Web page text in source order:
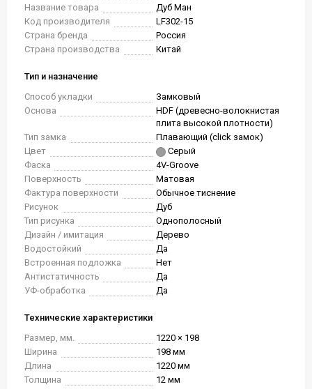
Название товара
Дуб Ман
Код производителя
LF302-15
Страна бренда
Россия
Страна производства
Китай
Тип и назначение
Способ укладки
Замковый
Основа
HDF (древесно-волокнистая
плита высокой плотности)
Тип замка
Плавающий (click замок)
Цвет
Серый
Фаска
4V-Groove
Поверхность
Матовая
Фактура поверхности
Обычное тиснение
Рисунок
Дуб
Тип рисунка
Однополосный
Дизайн / имитация
Дерево
Водостойкий
Да
Встроенная подложка
Нет
Антистатичность
Да
УФ-обработка
Да
Технические характеристики
Размер, мм.
1220 × 198
Ширина
198 мм
Длина
1220 мм
Толщина
12 мм